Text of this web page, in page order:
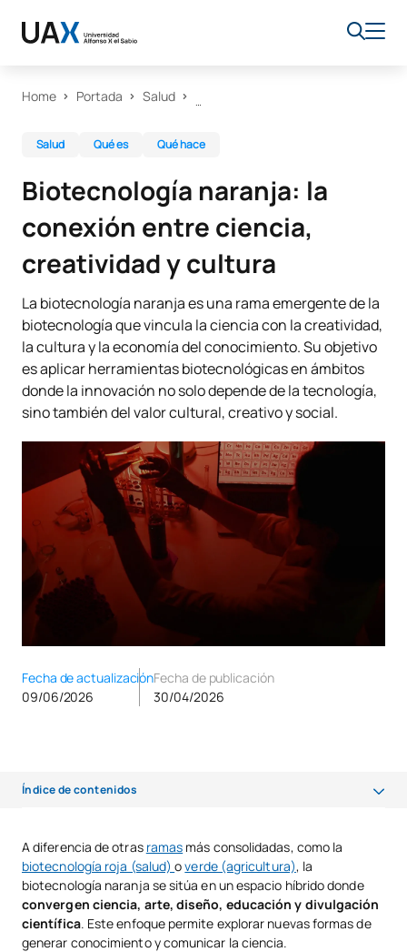
Home Portada Salud
Salud Qué es Qué hace
Biotecnología naranja: la
conexión entre ciencia,
creatividad y cultura
La biotecnología naranja es una rama emergente de la
biotecnología que vincula la ciencia con la creatividad,
la cultura y la economía del conocimiento. Su objetivo
es aplicar herramientas biotecnológicas en ámbitos
donde la innovación no solo depende de la tecnología,
sino también del valor cultural, creativo y social.
Fecha de actualización
09/06/2026
Fecha de publicación
30/04/2026
Índice de contenidos
Características de la biotecnología naranja
Aplicaciones de la biotecnología naranja
Ejemplos de biotecnología naranja
A diferencia de otras ramas más consolidadas, como la
biotecnología roja (salud)overde (agricultura), la
biotecnología naranja se sitúa en un espacio híbrido donde
convergen ciencia, arte, diseño, educación y divulgación
científica. Este enfoque permite explorar nuevas formas de
generar conocimiento y comunicar la ciencia.